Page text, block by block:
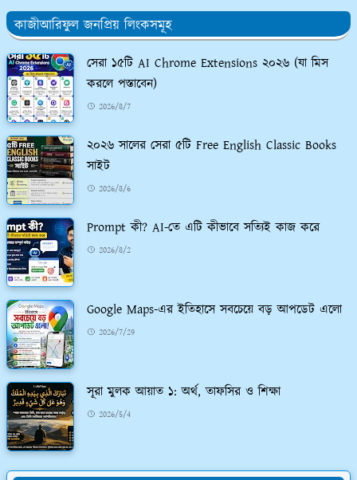
কাজীআরিফুল জনপ্রিয় লিংকসমূহ
সেরা ১৫টি AI Chrome Extensions ২০২৬ (যা মিস
করলে পস্তাবেন)
2026/8/7
২০২৬ সালের সেরা ৫টি Free English Classic Books
সাইট
2026/8/6
Prompt কী? AI-তে এটি কীভাবে সত্যিই কাজ করে
2026/8/2
Google Maps-এর ইতিহাসে সবচেয়ে বড় আপডেট এলো
2026/7/29
সূরা মুলক আয়াত ১: অর্থ, তাফসির ও শিক্ষা
2026/5/4